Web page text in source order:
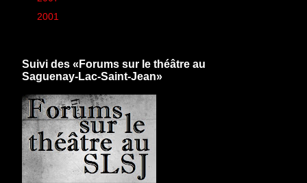
2001
Suivi des «Forums sur le théâtre au
Saguenay-Lac-Saint-Jean»